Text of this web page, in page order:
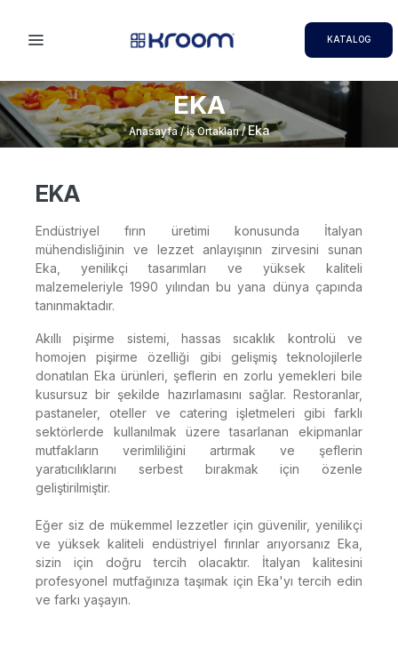
KATALOG
EKA
Anasayfa / İş Ortakları /Eka
Akıllı pişirme sistemi, hassas sıcaklık kontrolü ve
homojen pişirme özelliği gibi gelişmiş teknolojilerle
donatılan Eka ürünleri, şeflerin en zorlu yemekleri bile
kusursuz bir şekilde hazırlamasını sağlar. Restoranlar,
pastaneler, oteller ve catering işletmeleri gibi farklı
sektörlerde kullanılmak üzere tasarlanan ekipmanlar
mutfakların verimliliğini artırmak ve şeflerin
yaratıcılıklarını serbest bırakmak için özenle
geliştirilmiştir.
Eğer siz de mükemmel lezzetler için güvenilir, yenilikçi
ve yüksek kaliteli endüstriyel fırınlar arıyorsanız Eka,
sizin için doğru tercih olacaktır. İtalyan kalitesini
profesyonel mutfağınıza taşımak için Eka'yı tercih edin
ve farkı yaşayın.
Endüstriyel fırın üretimi konusunda İtalyan
mühendisliğinin ve lezzet anlayışının zirvesini sunan
Eka, yenilikçi tasarımları ve yüksek kaliteli
malzemeleriyle 1990 yılından bu yana dünya çapında
tanınmaktadır.
EKA